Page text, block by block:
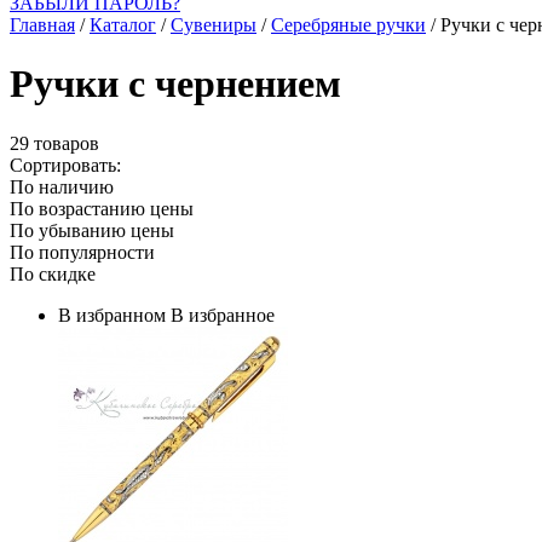
Главная /Каталог /Сувениры /Серебряные ручки /Ручки с
Ручки с чернением
29 товаров
Сортировать:
По наличию
По возрастанию цены
По убыванию цены
По популярности
По скидке
В избранном В избранное